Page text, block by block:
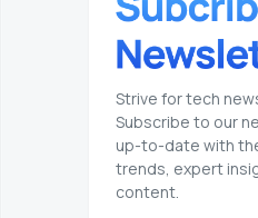
Strive for tech
Subscribe to our
up-to-date with
trends, expert
content.